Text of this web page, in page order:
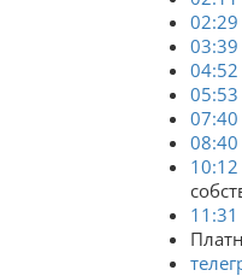
02:29
03:39
04:52
05:53
07:40
08:40
10:12
11:31